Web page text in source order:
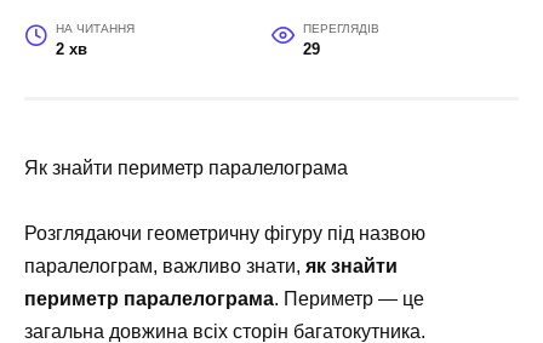
НА ЧИТАННЯ
2 хв
ПЕРЕГЛЯДІВ
29
Як знайти периметр паралелограма
Розглядаючи геометричну фігуру під назвою
паралелограм, важливо знати, як знайти
периметр паралелограма. Периметр — це
загальна довжина всіх сторін багатокутника.